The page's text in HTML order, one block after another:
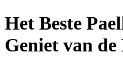
Het Beste
Geniet van